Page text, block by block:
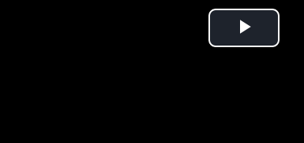
Play